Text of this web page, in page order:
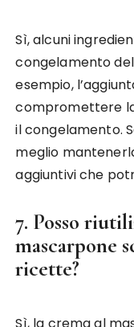
Sì, alcuni
congelamento
esempio,
compromettere
il congelamento.
meglio
aggiuntivi che
7. Posso
mascarpone
ricette?